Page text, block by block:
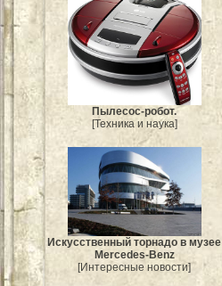
Пылесос-робот.
[Техника и наука]
Искусственный торнадо в музее
Mercedes-Benz
[Интересные новости]